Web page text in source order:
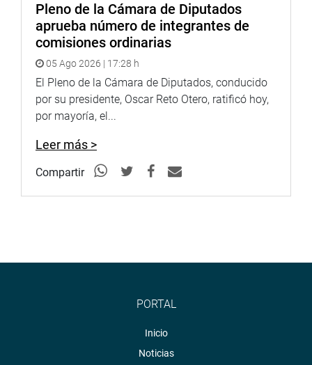
Pleno de la Cámara de Diputados
aprueba número de integrantes de
comisiones ordinarias
05 Ago 2026 | 17:28 h
El Pleno de la Cámara de Diputados, conducido
por su presidente, Oscar Reto Otero, ratificó hoy,
por mayoría, el...
Leer más >
Compartir
PORTAL
Inicio
Noticias